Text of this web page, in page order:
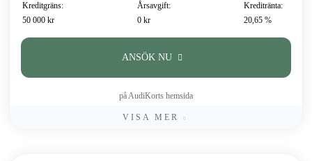
Kreditgräns:
50 000 kr
Årsavgift:
0 kr
Kreditränta:
20,65 %
ANSÖK NU
på AudiKorts hemsida
VISA MER